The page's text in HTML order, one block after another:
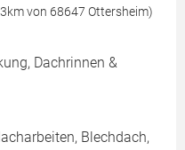
von 68647 Ottersheim)
Dachrinnen &
Blechdach,